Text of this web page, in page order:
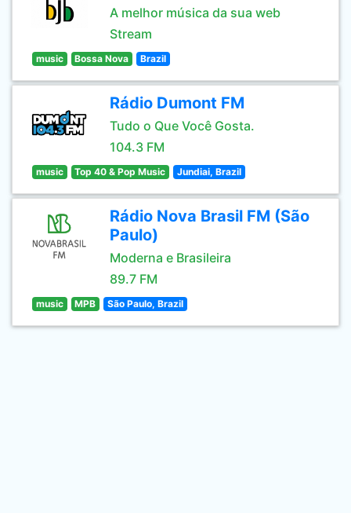
A melhor música da sua web
Stream
music Bossa Nova Brazil
Rádio Dumont FM
Tudo o Que Você Gosta.
104.3 FM
music Top 40 & Pop Music Jundiai, Brazil
Rádio Nova Brasil FM (São
Paulo)
Moderna e Brasileira
89.7 FM
music MPB São Paulo, Brazil